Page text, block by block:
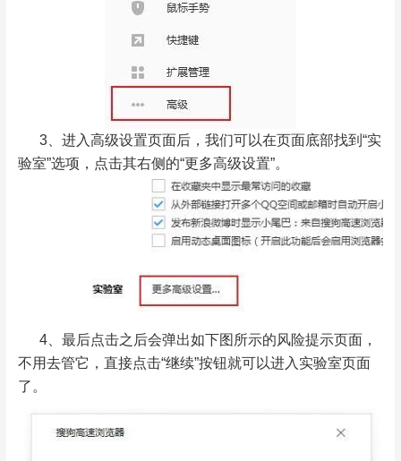
3、进入高级设置页面后，我们可以在页面底部找到“实
验室”选项，点击其右侧的“更多高级设置”。
4、最后点击之后会弹出如下图所示的风险提示页面，
不用去管它，直接点击“继续”按钮就可以进入实验室页面
了。